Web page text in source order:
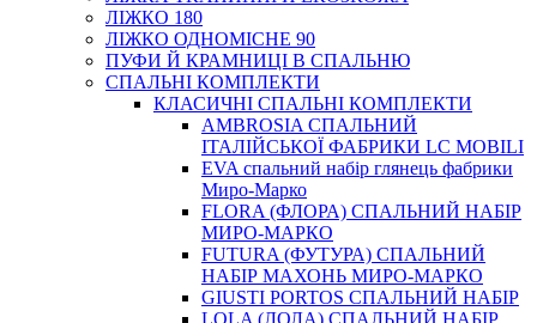
ЛІЖКО 180
ЛІЖКО ОДНОМІСНЕ 90
ПУФИ Й КРАМНИЦІ В СПАЛЬНЮ
СПАЛЬНІ КОМПЛЕКТИ
КЛАСИЧНІ СПАЛЬНІ КОМПЛЕКТИ
AMBROSIA СПАЛЬНИЙ
ІТАЛІЙСЬКОЇ ФАБРИКИ LC MOBILI
EVA спальний набір глянець фабрики
Миро-Марко
FLORA (ФЛОРА) СПАЛЬНИЙ НАБІР
МИРО-МАРКО
FUTURA (ФУТУРА) СПАЛЬНИЙ
НАБІР МАХОНЬ МИРО-МАРКО
GIUSTI PORTOS СПАЛЬНИЙ НАБІР
LOLA (ЛОЛА) СПАЛЬНИЙ НАБІР